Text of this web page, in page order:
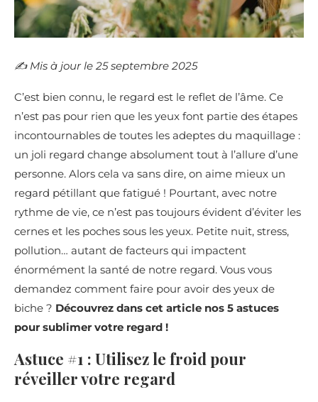
✍️​ Mis à jour le 25 septembre 2025
C’est bien connu, le regard est le reflet de l’âme. Ce
n’est pas pour rien que les yeux font partie des étapes
incontournables de toutes les adeptes du maquillage :
un joli regard change absolument tout à l’allure d’une
personne. Alors cela va sans dire, on aime mieux un
regard pétillant que fatigué ! Pourtant, avec notre
rythme de vie, ce n’est pas toujours évident d’éviter les
cernes et les poches sous les yeux. Petite nuit, stress,
pollution… autant de facteurs qui impactent
énormément la santé de notre regard. Vous vous
demandez comment faire pour avoir des yeux de
biche ? Découvrez dans cet article nos 5 astuces
pour sublimer votre regard !
Astuce #1 : Utilisez le froid pour
réveiller votre regard